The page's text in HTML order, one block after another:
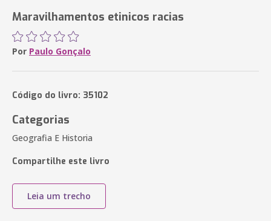
Maravilhamentos etinicos racias
Por Paulo Gonçalo
Código do livro: 35102
Categorias
Geografia E Historia
Compartilhe este livro
Leia um trecho